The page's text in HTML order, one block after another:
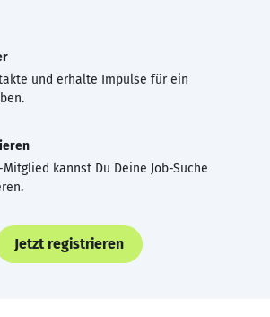
und erhalte Impulse für ein
kannst Du Deine Job-Suche
Jetzt registrieren